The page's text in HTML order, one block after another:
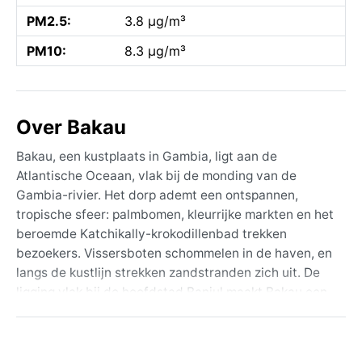
PM2.5:
3.8 µg/m³
PM10:
8.3 µg/m³
Over Bakau
Bakau, een kustplaats in Gambia, ligt aan de
Atlantische Oceaan, vlak bij de monding van de
Gambia-rivier. Het dorp ademt een ontspannen,
tropische sfeer: palmbomen, kleurrijke markten en het
beroemde Katchikally-krokodillenbad trekken
bezoekers. Vissersboten schommelen in de haven, en
langs de kustlijn strekken zandstranden zich uit. De
ligging vlak bij de hoofdstad Banjul maakt Bakau een